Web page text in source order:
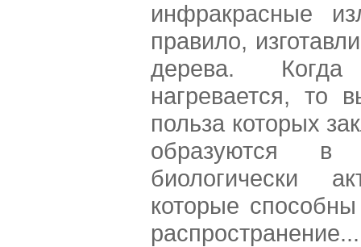
инфракрасные
правило,
дерева.
нагревается, то
польза которых
образуются в
биологически
которые